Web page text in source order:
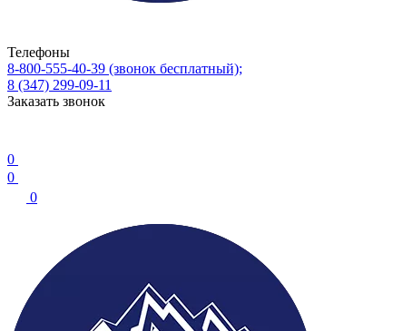
Телефоны
8-800-555-40-39 (звонок бесплатный);
8 (347) 299-09-11
Заказать звонок
0
0
0